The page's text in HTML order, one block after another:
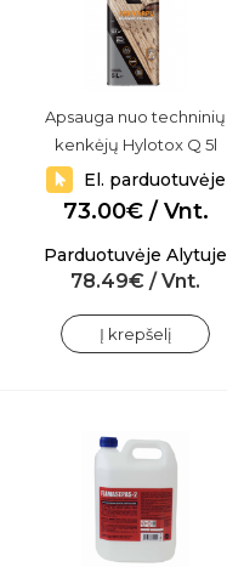
Apsauga nuo techninių
kenkėjų Hylotox Q 5l
El. parduotuvėje
73.00€ / Vnt.
Parduotuvėje Alytuje
78.49€ / Vnt.
Į krepšelį